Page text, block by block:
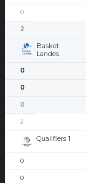
0
2
Basket
Landes
0
0
0
3
Qualifiers 1
0
0